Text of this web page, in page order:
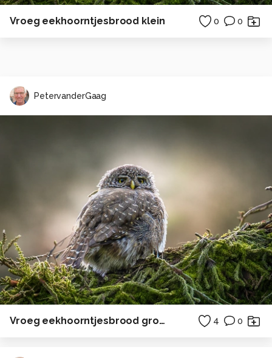
Vroeg eekhoorntjesbrood klein 0 0
PetervanderGaag
Vroeg eekhoorntjesbrood groot 4 0